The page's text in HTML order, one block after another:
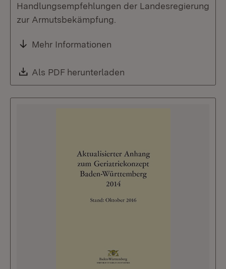
Handlungsempfehlungen der Landesregierung
zur Armutsbekämpfung.
Mehr Informationen
Download:
Als PDF herunterladen